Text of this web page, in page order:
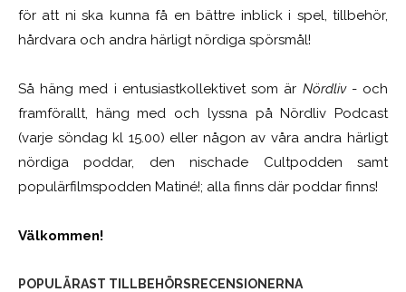
för att ni ska kunna få en bättre inblick i spel, tillbehör,
hårdvara och andra härligt nördiga spörsmål!
Så häng med i entusiastkollektivet som är Nördliv- och
framförallt, häng med och lyssna på Nördliv Podcast
(varje söndag kl 15.00) eller någon av våra andra härligt
nördiga poddar, den nischade Cultpodden samt
populärfilmspodden Matiné!; alla finns där poddar finns!
Välkommen!
POPULÄRAST TILLBEHÖRSRECENSIONERNA